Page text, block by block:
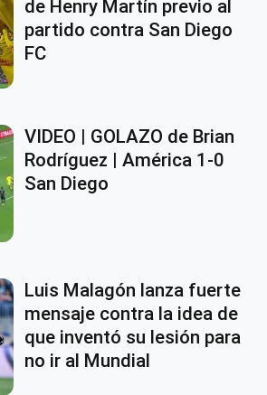
de Henry Martín previo al
partido contra San Diego
FC
VIDEO | GOLAZO de Brian
Rodríguez | América 1-0
San Diego
Luis Malagón lanza fuerte
mensaje contra la idea de
que inventó su lesión para
no ir al Mundial